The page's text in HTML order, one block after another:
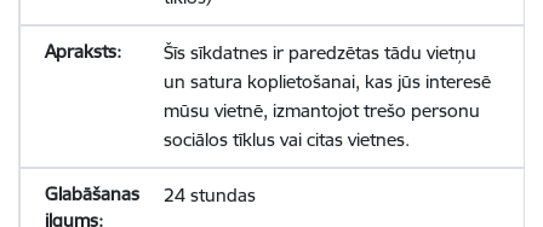
Šīs sīkdatnes ir paredzētas tādu vietņu
un satura koplietošanai, kas jūs interesē
mūsu vietnē, izmantojot trešo personu
sociālos tīklus vai citas vietnes.
24 stundas